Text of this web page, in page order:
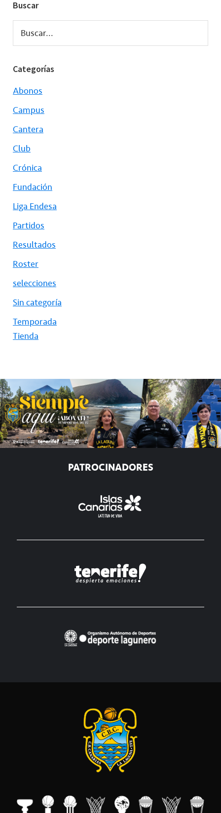
Buscar
Buscar...
Categorías
Abonos
Campus
Cantera
Club
Crónica
Fundación
Liga Endesa
Partidos
Resultados
Roster
selecciones
Sin categoría
Temporada
Tienda
PATROCINADORES